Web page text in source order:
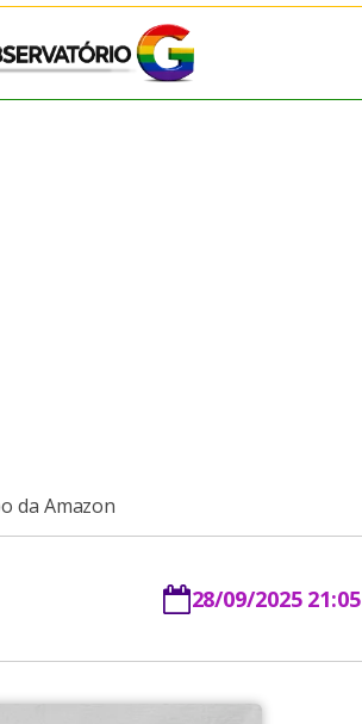
da Amazon
28/09/2025 21:05